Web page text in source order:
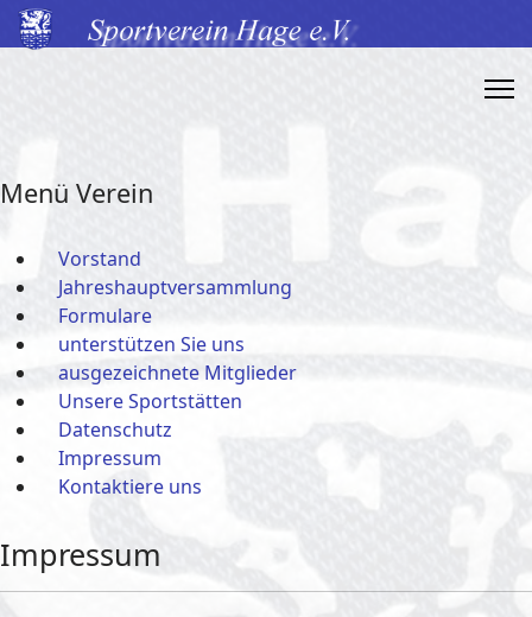
Menü Verein
Vorstand
Jahreshauptversammlung
Formulare
unterstützen Sie uns
ausgezeichnete Mitglieder
Unsere Sportstätten
Datenschutz
Impressum
Kontaktiere uns
Impressum